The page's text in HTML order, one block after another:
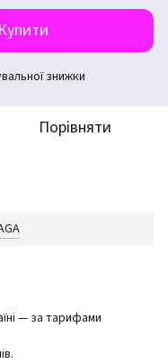
Купити
знижки
Порівняти
— за тарифами